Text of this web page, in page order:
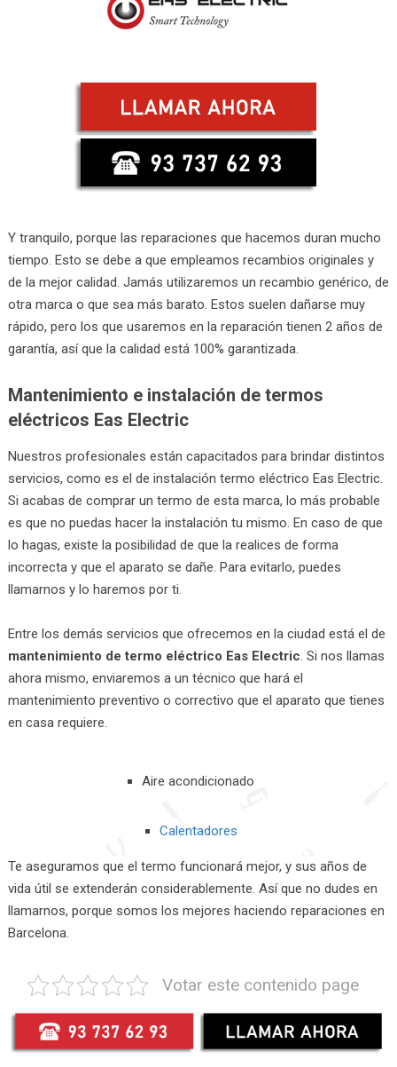
Y tranquilo, porque las reparaciones que hacemos duran mucho
tiempo. Esto se debe a que empleamos recambios originales y
de la mejor calidad. Jamás utilizaremos un recambio genérico, de
otra marca o que sea más barato. Estos suelen dañarse muy
rápido, pero los que usaremos en la reparación tienen 2 años de
garantía, así que la calidad está 100% garantizada.
Mantenimiento e instalación de termos
eléctricos Eas Electric
Nuestros profesionales están capacitados para brindar distintos
servicios, como es el de instalación termo eléctrico Eas Electric.
Si acabas de comprar un termo de esta marca, lo más probable
es que no puedas hacer la instalación tu mismo. En caso de que
lo hagas, existe la posibilidad de que la realices de forma
incorrecta y que el aparato se dañe. Para evitarlo, puedes
llamarnos y lo haremos por ti.
Entre los demás servicios que ofrecemos en la ciudad está el de
mantenimiento de termo eléctrico Eas Electric . Si nos llamas
ahora mismo, enviaremos a un técnico que hará el
mantenimiento preventivo o correctivo que el aparato que tienes
en casa requiere.
Aire acondicionado
Calentadores
Te aseguramos que el termo funcionará mejor, y sus años de
vida útil se extenderán considerablemente. Así que no dudes en
llamarnos, porque somos los mejores haciendo reparaciones en
Barcelona.
Votar este contenido page